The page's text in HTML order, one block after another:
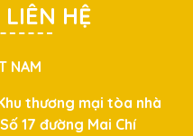
HỆ
NAM
thương mại tòa nhà
17 đường Mai Chí